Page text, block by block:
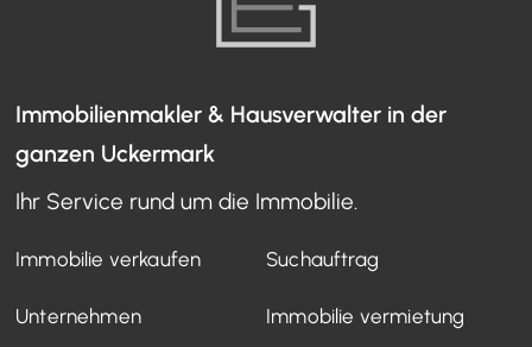
Immobilienmakler & Hausverwalter in der
ganzen Uckermark
Ihr Service rund um die Immobilie.
Immobilie verkaufen Suchauftrag
Unternehmen Immobilie vermietung